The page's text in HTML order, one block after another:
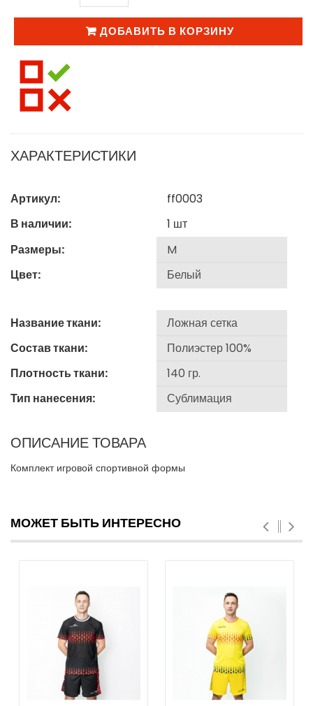
ДОБАВИТЬ В КОРЗИНУ
ХАРАКТЕРИСТИКИ
Артикул:
ff0003
В наличии:
1 шт
Размеры:
Цвет:
Название ткани:
Состав ткани:
Плотность ткани:
Тип нанесения:
ОПИСАНИЕ ТОВАРА
Комплект игровой спортивной формы
МОЖЕТ БЫТЬ ИНТЕРЕСНО